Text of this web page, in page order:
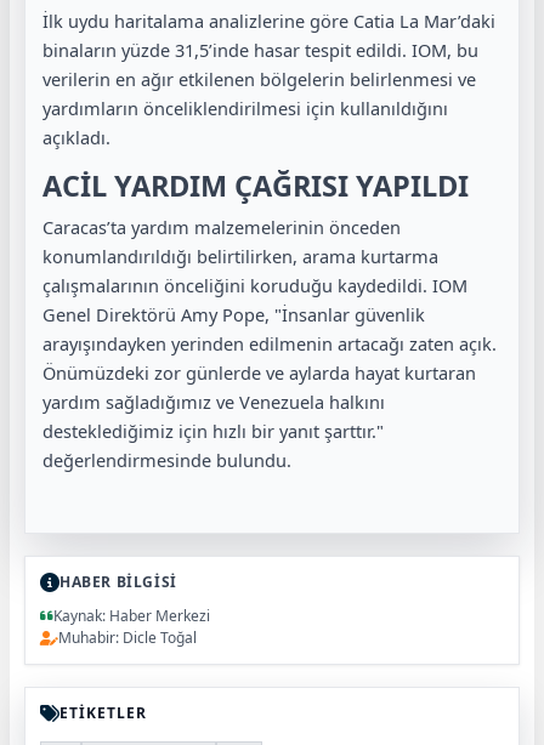
İlk uydu haritalama analizlerine göre Catia La Mar’daki
binaların yüzde 31,5’inde hasar tespit edildi. IOM, bu
verilerin en ağır etkilenen bölgelerin belirlenmesi ve
yardımların önceliklendirilmesi için kullanıldığını
açıkladı.
ACİL YARDIM ÇAĞRISI YAPILDI
Caracas’ta yardım malzemelerinin önceden
konumlandırıldığı belirtilirken, arama kurtarma
çalışmalarının önceliğini koruduğu kaydedildi. IOM
Genel Direktörü Amy Pope, "İnsanlar güvenlik
arayışındayken yerinden edilmenin artacağı zaten açık.
Önümüzdeki zor günlerde ve aylarda hayat kurtaran
yardım sağladığımız ve Venezuela halkını
desteklediğimiz için hızlı bir yanıt şarttır."
değerlendirmesinde bulundu.
HABER BİLGİSİ
Kaynak: Haber Merkezi
Muhabir: Dicle Toğal
ETİKETLER